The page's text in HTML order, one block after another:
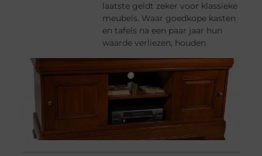
laatste geldt zeker voor klassieke
meubels. Waar goedkope kasten
en tafels na een paar jaar hun
waarde verliezen, houden